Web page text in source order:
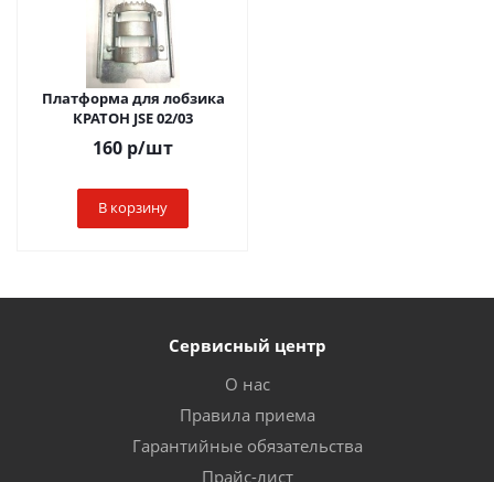
Платформа для лобзика
КРАТОН JSE 02/03
160 р/шт
В корзину
Сервисный центр
О нас
Правила приема
Гарантийные обязательства
Прайс-лист